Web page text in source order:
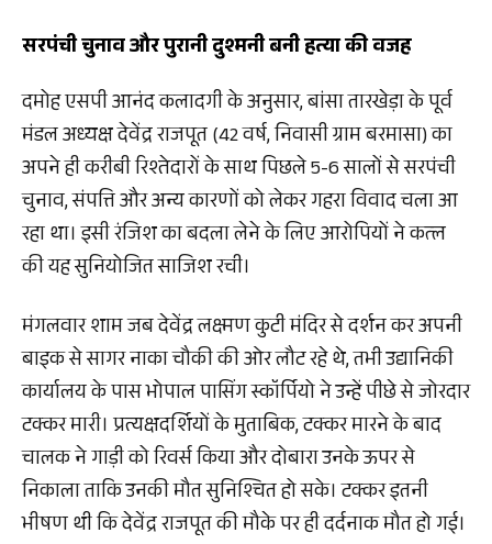
सरपंची चुनाव और पुरानी दुश्मनी बनी हत्या की वजह
दमोह एसपी आनंद कलादगी के अनुसार, बांसा तारखेड़ा के पूर्व
मंडल अध्यक्ष देवेंद्र राजपूत (42 वर्ष, निवासी ग्राम बरमासा) का
अपने ही करीबी रिश्तेदारों के साथ पिछले 5-6 सालों से सरपंची
चुनाव, संपत्ति और अन्य कारणों को लेकर गहरा विवाद चला आ
रहा था। इसी रंजिश का बदला लेने के लिए आरोपियों ने कत्ल
की यह सुनियोजित साजिश रची।
मंगलवार शाम जब देवेंद्र लक्ष्मण कुटी मंदिर से दर्शन कर अपनी
बाइक से सागर नाका चौकी की ओर लौट रहे थे, तभी उद्यानिकी
कार्यालय के पास भोपाल पासिंग स्कॉर्पियो ने उन्हें पीछे से जोरदार
टक्कर मारी। प्रत्यक्षदर्शियों के मुताबिक, टक्कर मारने के बाद
चालक ने गाड़ी को रिवर्स किया और दोबारा उनके ऊपर से
निकाला ताकि उनकी मौत सुनिश्चित हो सके। टक्कर इतनी
भीषण थी कि देवेंद्र राजपूत की मौके पर ही दर्दनाक मौत हो गई।